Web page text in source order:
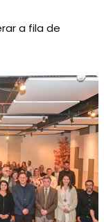
a fila de